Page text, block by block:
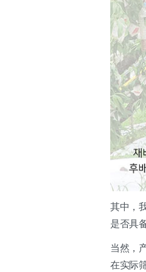
其中，
是否具
当然，
在实际